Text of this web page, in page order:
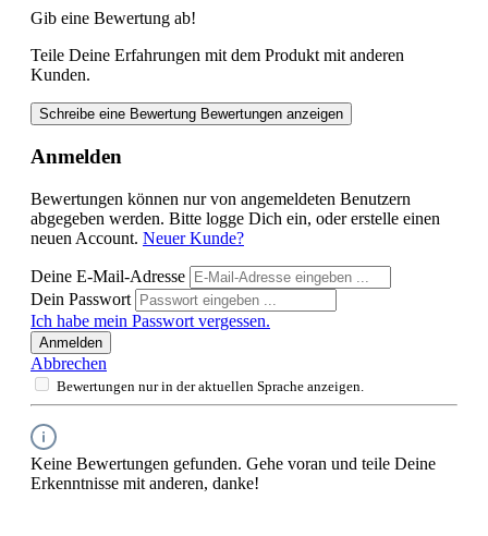
Gib eine Bewertung ab!
Teile Deine Erfahrungen mit dem Produkt mit anderen
Kunden.
Schreibe eine Bewertung Bewertungen anzeigen
Anmelden
Bewertungen können nur von angemeldeten Benutzern
abgegeben werden. Bitte logge Dich ein, oder erstelle einen
neuen Account. Neuer Kunde?
Deine E-Mail-Adresse
Dein Passwort
Ich habe mein Passwort vergessen.
Anmelden
Abbrechen
Bewertungen nur in der aktuellen Sprache anzeigen.
Keine Bewertungen gefunden. Gehe voran und teile Deine
Erkenntnisse mit anderen, danke!